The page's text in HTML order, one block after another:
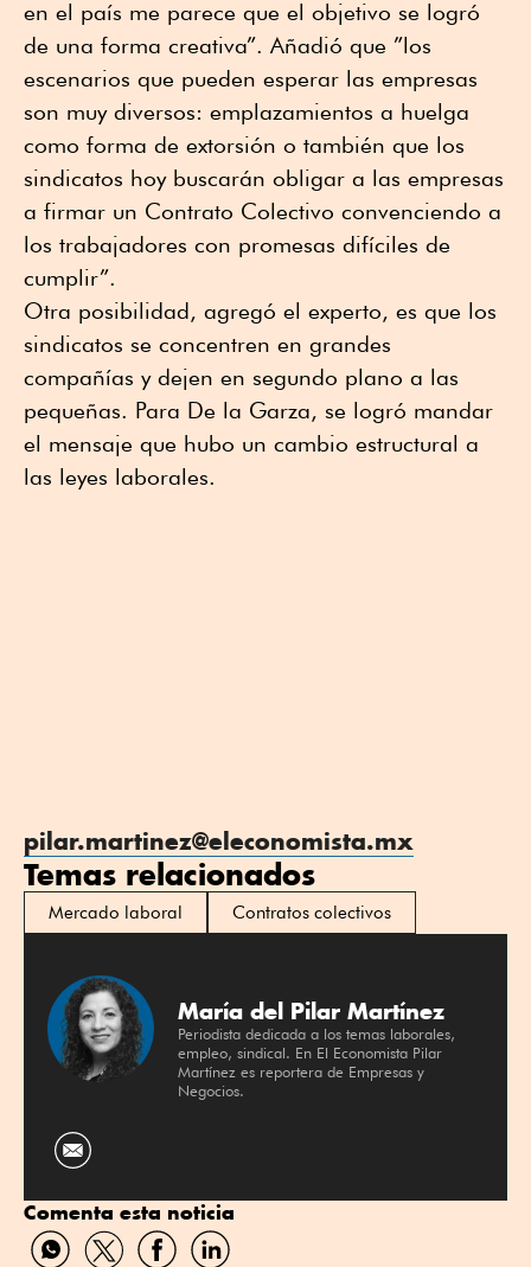
en el país me parece que el objetivo se logró
de una forma creativa”. Añadió que ”los
escenarios que pueden esperar las empresas
son muy diversos: emplazamientos a huelga
como forma de extorsión o también que los
sindicatos hoy buscarán obligar a las empresas
a firmar un Contrato Colectivo convenciendo a
los trabajadores con promesas difíciles de
cumplir”.
Otra posibilidad, agregó el experto, es que los
sindicatos se concentren en grandes
compañías y dejen en segundo plano a las
pequeñas. Para De la Garza, se logró mandar
el mensaje que hubo un cambio estructural a
las leyes laborales.
pilar.martinez@eleconomista.mx
Temas relacionados
Mercado laboral Contratos colectivos
María del Pilar Martínez
Periodista dedicada a los temas laborales,
empleo, sindical. En El Economista Pilar
Martínez es reportera de Empresas y
Negocios.
Comenta esta noticia
CompartirCompartirCompartirCompartir